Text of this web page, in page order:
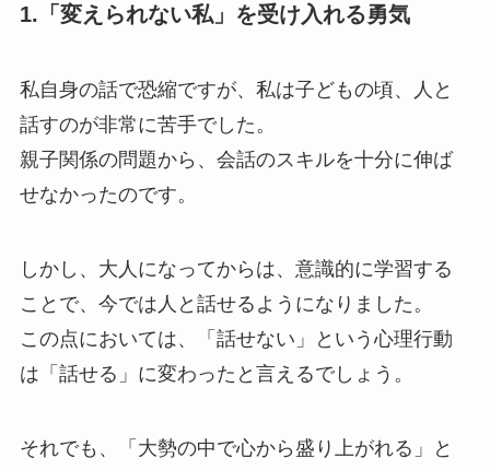
1.「変えられない私」を受け入れる勇気
私自身の話で恐縮ですが、私は子どもの頃、人と
話すのが非常に苦手でした。
親子関係の問題から、会話のスキルを十分に伸ば
せなかったのです。
しかし、大人になってからは、意識的に学習する
ことで、今では人と話せるようになりました。
この点においては、「話せない」という心理行動
は「話せる」に変わったと言えるでしょう。
それでも、「大勢の中で心から盛り上がれる」と